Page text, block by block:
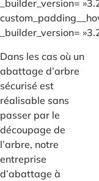
_builder_version=
_builder_version=
Dans les cas où un
abattage d’arbre
sécurisé est
réalisable sans
passer par le
découpage de
l’arbre, notre
entreprise
d’abattage à